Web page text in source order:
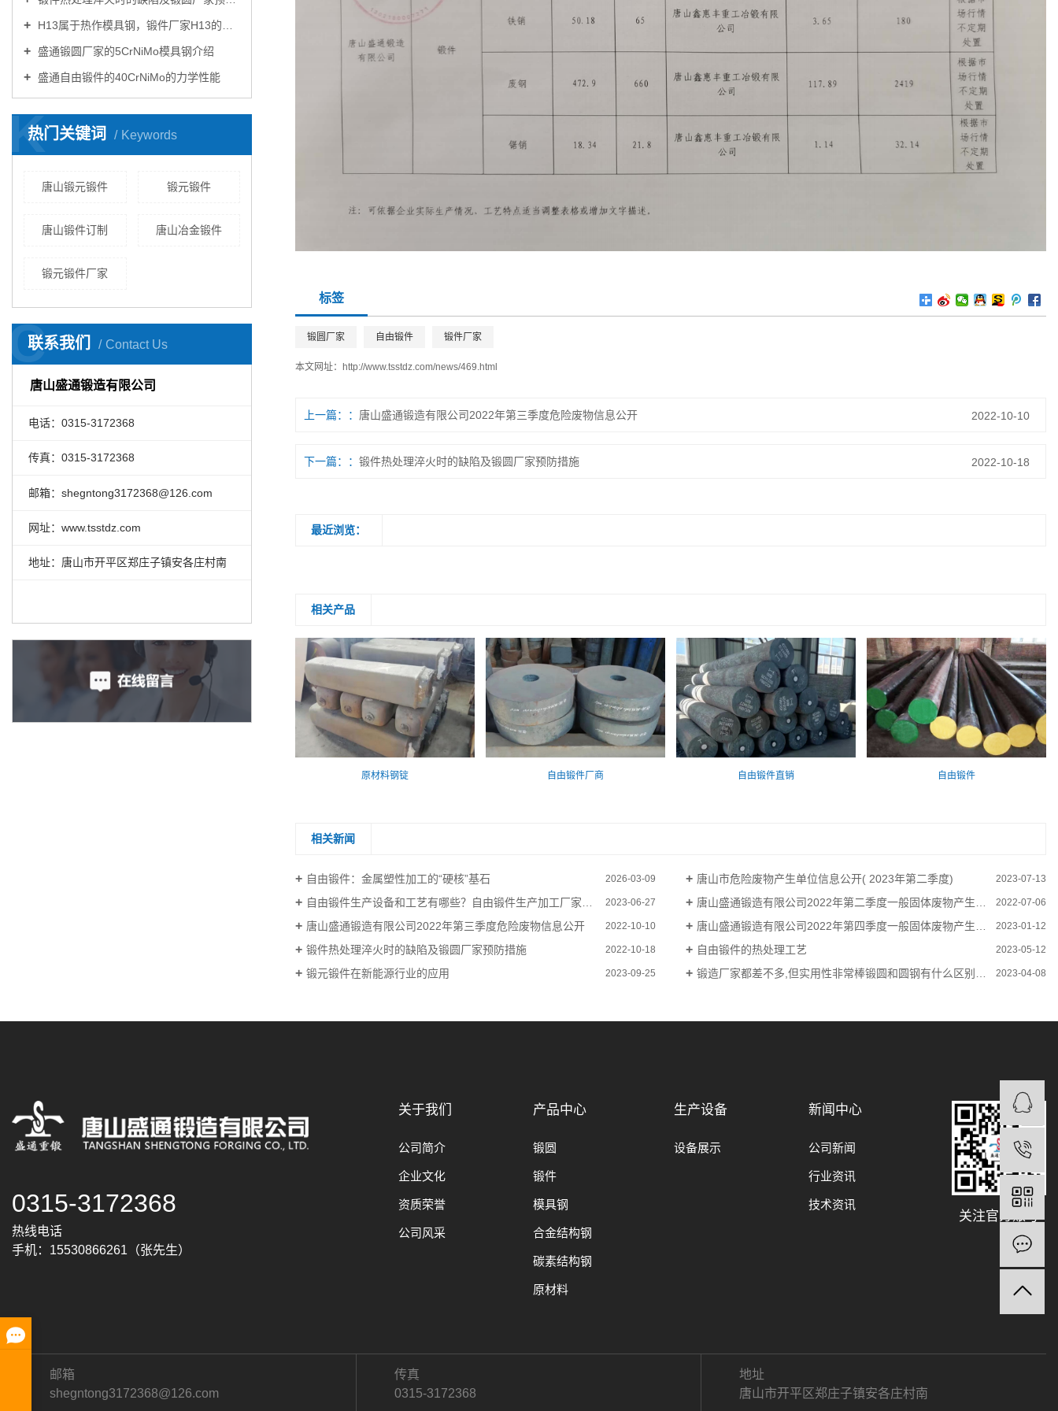
H13属于热作模具钢，锻件厂家H13的特性你知道多少？
盛通锻圆厂家的5CrNiMo模具钢介绍
盛通自由锻件的40CrNiMo的力学性能
热门关键词 Keywords
K
唐山锻元锻件 锻元锻件
唐山锻件订制 唐山冶金锻件
锻元锻件厂家
联系我们 Contact Us
C
唐山盛通锻造有限公司
电话：0315-3172368
传真：0315-3172368
邮箱：shegntong3172368@126.com
网址：www.tsstdz.com
地址：唐山市开平区郑庄子镇安各庄村南
标签
锻圆厂家 自由锻件 锻件厂家
本文网址： http://www.tsstdz.com/news/469.html
上一篇： 唐山盛通锻造有限公司2022年第三季度危险废物信息公开 2022-10-10
下一篇： 锻件热处理淬火时的缺陷及锻圆厂家预防措施 2022-10-18
最近浏览：
相关产品
原材料钢锭 自由锻件厂商 自由锻件直销 自由锻件
相关新闻
自由锻件：金属塑性加工的“硬核”基石 2026-03-09 唐山市危险废物产生单位信息公开( 2023年第二季度) 2023-07-13
自由锻件生产设备和工艺有哪些？自由锻件生产加工厂家带您了解 2023-06-27 唐山盛通锻造有限公司2022年第二季度一般固体废物产生信息公开 2022-07-06
唐山盛通锻造有限公司2022年第三季度危险废物信息公开 2022-10-10 唐山盛通锻造有限公司2022年第四季度一般固体废物产生信息公开 2023-01-12
锻件热处理淬火时的缺陷及锻圆厂家预防措施 2022-10-18 自由锻件的热处理工艺 2023-05-12
锻元锻件在新能源行业的应用 2023-09-25 锻造厂家都差不多,但实用性非常棒锻圆和圆钢有什么区别，你知道吗 2023-04-08
0315-3172368
热线电话
手机：15530866261（张先生）
关于我们
公司简介
企业文化
资质荣誉
公司风采
产品中心
锻圆
锻件
模具钢
合金结构钢
碳素结构钢
原材料
生产设备
设备展示
新闻中心
公司新闻
行业资讯
技术资讯
关注官方账号
邮箱
shegntong3172368@126.com
传真
0315-3172368
地址
唐山市开平区郑庄子镇安各庄村南